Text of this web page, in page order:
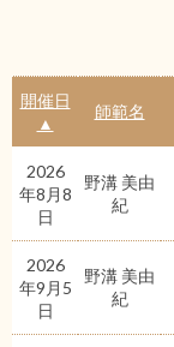
開催日
▲
師範名
2026
年8月8
日
野溝 美由
紀
2026
年9月5
日
野溝 美由
紀